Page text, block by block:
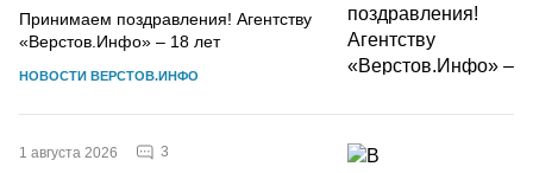
Принимаем поздравления! Агентству
«Верстов.Инфо» – 18 лет
НОВОСТИ ВЕРСТОВ.ИНФО
1 августа 2026 3